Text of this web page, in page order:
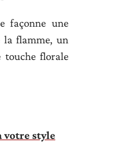
façonne une
la flamme, un
touche florale
votre style